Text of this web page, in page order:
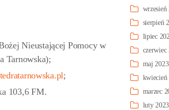
Nieustającej Pomocy w
Tarnowska);
;
103,6 FM.
wrzesień
sierpień
lipiec
czerwiec
maj 2023
kwiecień
marzec
luty 2023